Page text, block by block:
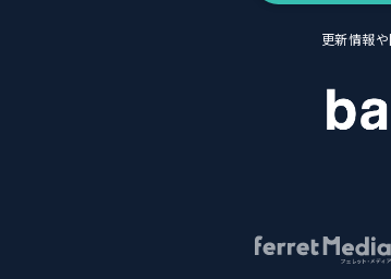
更新情報